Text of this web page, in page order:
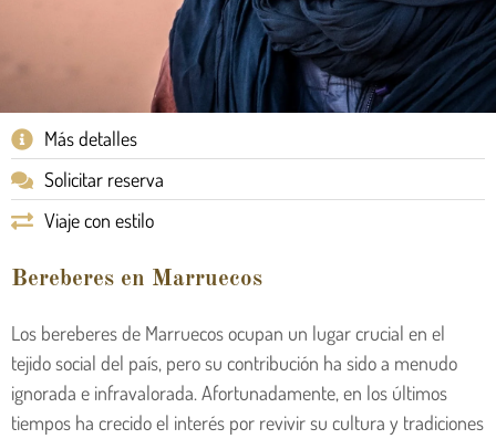
Más detalles
Solicitar reserva
Viaje con estilo
Bereberes en Marruecos
Los bereberes de Marruecos ocupan un lugar crucial en el
tejido social del país, pero su contribución ha sido a menudo
ignorada e infravalorada. Afortunadamente, en los últimos
tiempos ha crecido el interés por revivir su cultura y tradiciones